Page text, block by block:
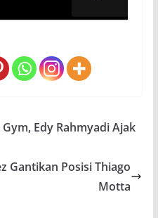
Edy Rahmyadi Ajak
Gantikan Posisi Thiago
Motta